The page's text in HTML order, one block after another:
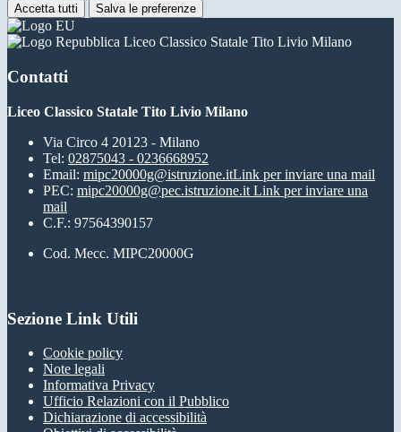
Accetta tutti Salva le preferenze
Liceo Classico Statale Tito Livio Milano
Contatti
Liceo Classico Statale Tito Livio Milano
Via Circo 4 20123 - Milano
Tel: 02875043 - 0236668952
Email: mipc20000g@istruzione.itLink per inviare una mail
PEC: mipc20000g@pec.istruzione.it Link per inviare una
mail
C.F.: 97564390157
Cod. Mecc. MIPC20000G
Sezione Link Utili
Cookie policy
Note legali
Informativa Privacy
Ufficio Relazioni con il Pubblico
Dichiarazione di accessibilità